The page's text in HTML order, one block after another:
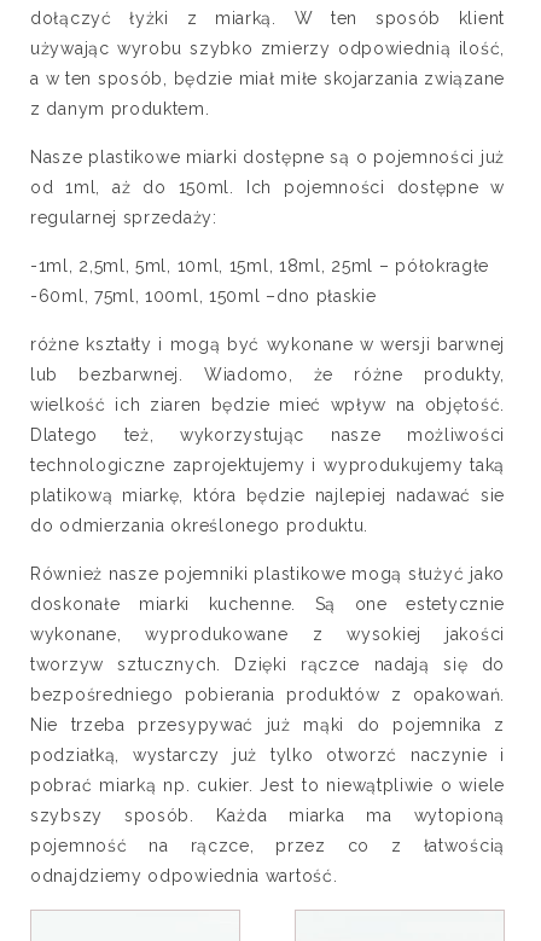
dołączyć łyżki z miarką. W ten sposób klient
używając wyrobu szybko zmierzy odpowiednią ilość,
a w ten sposób, będzie miał miłe skojarzania związane
z danym produktem.
Nasze plastikowe miarki dostępne są o pojemności już
od 1ml, aż do 150ml. Ich pojemności dostępne w
regularnej sprzedaży:
-1ml, 2,5ml, 5ml, 10ml, 15ml, 18ml, 25ml – półokragłe
-60ml, 75ml, 100ml, 150ml –dno płaskie
różne kształty i mogą być wykonane w wersji barwnej
lub bezbarwnej. Wiadomo, że różne produkty,
wielkość ich ziaren będzie mieć wpływ na objętość.
Dlatego też, wykorzystując nasze możliwości
technologiczne zaprojektujemy i wyprodukujemy taką
platikową miarkę, która będzie najlepiej nadawać sie
do odmierzania określonego produktu.
Również nasze pojemniki plastikowe mogą służyć jako
doskonałe miarki kuchenne. Są one estetycznie
wykonane, wyprodukowane z wysokiej jakości
tworzyw sztucznych. Dzięki rączce nadają się do
bezpośredniego pobierania produktów z opakowań.
Nie trzeba przesypywać już mąki do pojemnika z
podziałką, wystarczy już tylko otworzć naczynie i
pobrać miarką np. cukier. Jest to niewątpliwie o wiele
szybszy sposób. Każda miarka ma wytopioną
pojemność na rączce, przez co z łatwością
odnajdziemy odpowiednia wartość.